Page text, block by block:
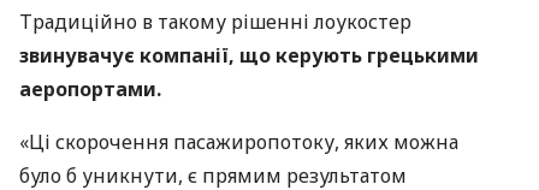
Традиційно в такому рішенні лоукостер
звинувачує компанії, що керують грецькими
аеропортами.
«Ці скорочення пасажиропотоку, яких можна
було б уникнути, є прямим результатом